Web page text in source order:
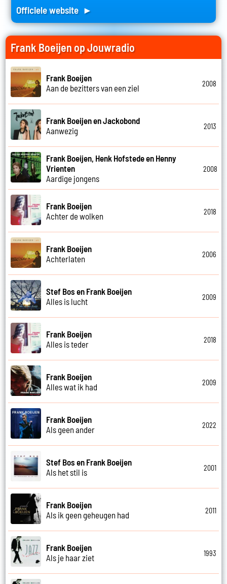
Officiele website ►
Frank Boeijen op Jouwradio
Frank Boeijen
Aan de bezitters van een ziel
2008
Frank Boeijen en Jackobond
Aanwezig
2013
Frank Boeijen, Henk Hofstede en Henny
Vrienten
Aardige jongens
2008
Frank Boeijen
Achter de wolken
2018
Frank Boeijen
Achterlaten
2006
Stef Bos en Frank Boeijen
Alles is lucht
2009
Frank Boeijen
Alles is teder
2018
Frank Boeijen
Alles wat ik had
2009
Frank Boeijen
Als geen ander
2022
Stef Bos en Frank Boeijen
Als het stil is
2001
Frank Boeijen
Als ik geen geheugen had
2011
Frank Boeijen
Als je haar ziet
1993